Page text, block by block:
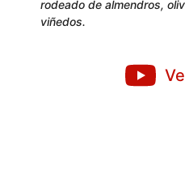
rodeado de almendros,
viñedos.